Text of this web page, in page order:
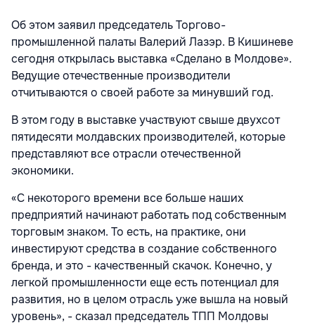
Об этом заявил председатель Торгово-
промышленной палаты Валерий Лазэр. В Кишиневе
сегодня открылась выставка «Сделано в Молдове».
Ведущие отечественные производители
отчитываются о своей работе за минувший год.
В этом году в выставке участвуют свыше двухсот
пятидесяти молдавских производителей, которые
представляют все отрасли отечественной
экономики.
«С некоторого времени все больше наших
предприятий начинают работать под собственным
торговым знаком. То есть, на практике, они
инвестируют средства в создание собственного
бренда, и это - качественный скачок. Конечно, у
легкой промышленности еще есть потенциал для
развития, но в целом отрасль уже вышла на новый
уровень», - сказал председатель ТПП Молдовы